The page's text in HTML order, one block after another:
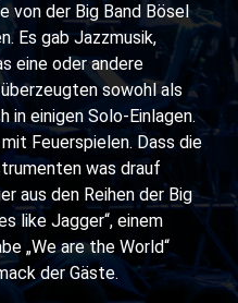
von der Big Band Bösel
Es gab Jazzmusik,
eine oder andere
sowohl als
in einigen Solo-Einlagen.
Feuerspielen. Dass die
was drauf
aus den Reihen der Big
like Jagger“, einem
„We are the World“
der Gäste.